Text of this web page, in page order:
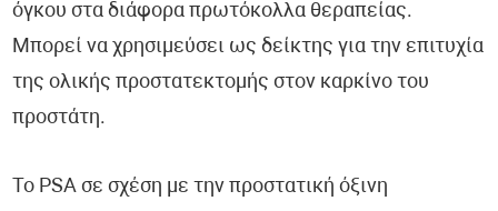
όγκου στα διάφορα πρωτόκολλα θεραπείας.
Μπορεί να χρησιμεύσει ως δείκτης για την επιτυχία
της ολικής προστατεκτομής στον καρκίνο του
προστάτη.
Το PSA σε σχέση με την προστατική όξινη